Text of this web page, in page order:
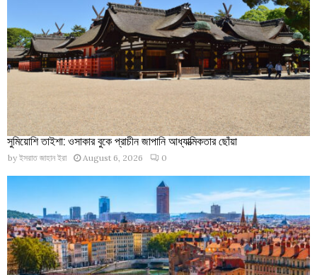
সুমিয়োশি তাইশা: ওসাকার বুকে প্রাচীন জাপানি আধ্যাত্মিকতার ছোঁয়া
by ইসরাত জাহান ইরা August 6, 2026 0